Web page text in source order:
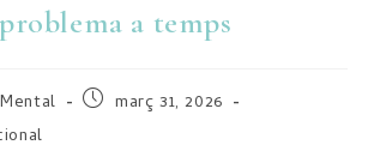
a temps
març 31, 2026